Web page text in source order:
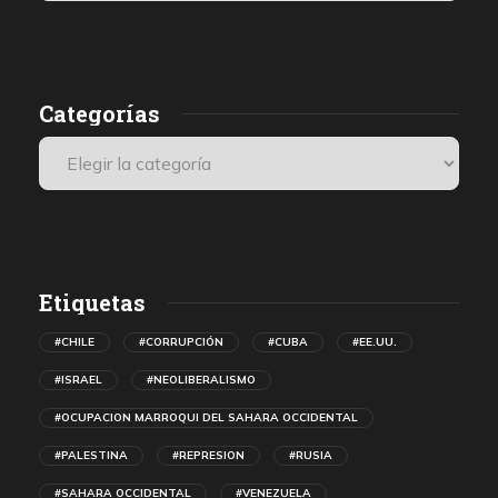
Categorías
Etiquetas
#CHILE #CORRUPCIÓN #CUBA #EE.UU.
#ISRAEL #NEOLIBERALISMO
#OCUPACION MARROQUI DEL SAHARA OCCIDENTAL
#PALESTINA #REPRESION #RUSIA
#SAHARA OCCIDENTAL #VENEZUELA